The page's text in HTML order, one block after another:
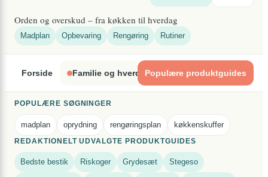
Orden og overskud – fra køkken til hverdag
Madplan Opbevaring Rengøring Rutiner
Forside Familie og hverdagsliv Indretning og
Populære produktguides
POPULÆRE SØGNINGER
madplan oprydning rengøringsplan køkkenskuffer
REDAKTIONELT UDVALGTE PRODUKTGUIDES
Bedste bestik Riskoger Grydesæt Stegeso